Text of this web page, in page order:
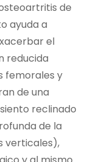
de
ayuda a
el
reducida
femorales y
de una
reclinado
de la
verticales),